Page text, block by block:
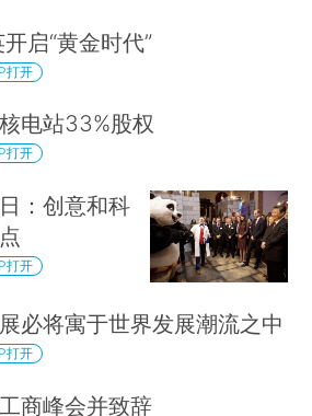
启“黄金时代”
打开
电站33%股权
打开
：创意和科
打开
必将寓于世界发展潮流之中
打开
商峰会并致辞